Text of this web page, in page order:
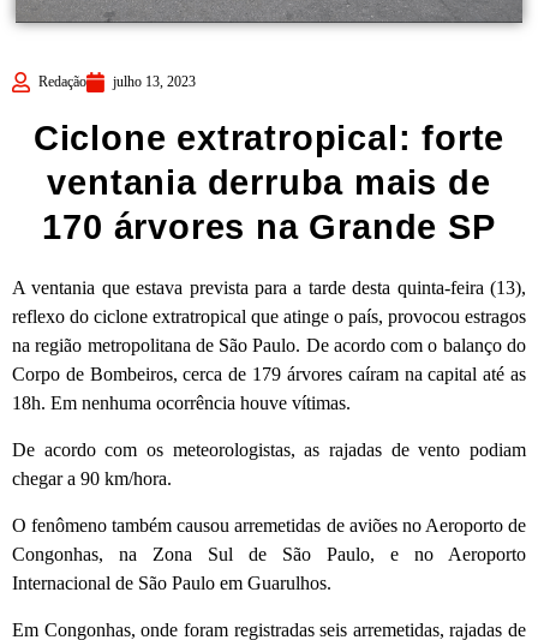
Redação julho 13, 2023
Ciclone extratropical: forte
ventania derruba mais de
170 árvores na Grande SP
A ventania que estava prevista para a tarde desta quinta-feira (13),
reflexo do ciclone extratropical que atinge o país, provocou estragos
na região metropolitana de São Paulo. De acordo com o balanço do
Corpo de Bombeiros, cerca de 179 árvores caíram na capital até as
18h. Em nenhuma ocorrência houve vítimas.
De acordo com os meteorologistas, as rajadas de vento podiam
chegar a 90 km/hora.
O fenômeno também causou arremetidas de aviões no Aeroporto de
Congonhas, na Zona Sul de São Paulo, e no Aeroporto
Internacional de São Paulo em Guarulhos.
Em Congonhas, onde foram registradas seis arremetidas, rajadas de